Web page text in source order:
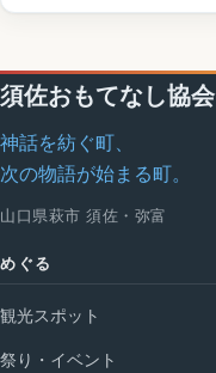
須佐おもてなし協会
神話を紡ぐ町、
次の物語が始まる町。
山口県萩市 須佐・弥富
めぐる
観光スポット
祭り・イベント